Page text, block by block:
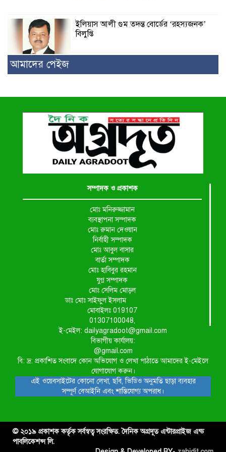
ইলিয়াস আলী গুম তদন্ত বোর্ডের ‘রহস্যজনক’
বিলুপ্তি
আমাদের পেইজ
সম্পাদক ও প্রকাশক
মোঃ মনিরুজ্জামান
ব্যবস্থাপনা সম্পাদক
মোঃ রুমান দেওয়ান
নির্বাহী সম্পাদক
মোঃ আবুল বাসার
বার্তা সম্পাদক
মোঃ হাবিবুর রহমান
যুগ্ন সম্পাদক
মোঃ সেলিম মোড়ল
ডাঃ মোঃ সাইফুল ইসলাম
মোবাইলঃ 019107
01307100048,
ই-মেইল: dailyagradoot@gmail.com
বিভাগীয় কার্যালয়:
@gmail.com
বি: দ্র: প্রকাশিত সংবাদে কোন অভিযোগ ও লেখা পাঠাতে আমাদের ই-মেইলে
যোগাযোগ করুন।
এই ওয়েবসাইটের কোনো লেখা, ছবি, ভিডিও অনুমতি ছাড়া ব্যবহার
সম্পূর্ণ বেআইনি এবং শাস্তিযোগ্য অপরাধ।
© ২০১৯ প্রকাশক কর্তৃক সর্বস্বত্ব সংরক্ষিত. দৈনিক অগ্রদূত এন্টারপ্রাইজ এন্ড
পাবলিকেশন্স লি.